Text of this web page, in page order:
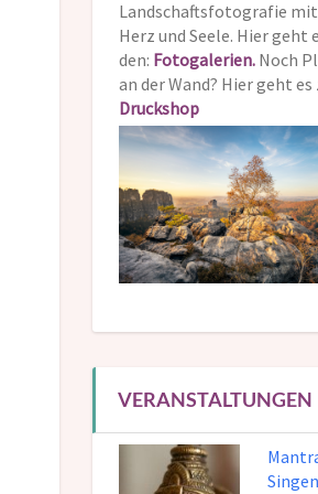
Landschaftsfotografie mit
Herz und Seele. Hier geht
den: Fotogalerien.Noch
an der Wand? Hier geht es
Druckshop
VERANSTALTUNGEN
Singen